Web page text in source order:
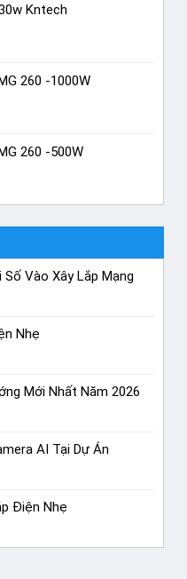
Kntech
260 -1000W
260 -500W
Vào Xây Lắp Mạng
Nhẹ
Mới Nhất Năm 2026
AI Tại Dự Án
Điện Nhẹ